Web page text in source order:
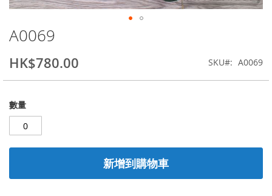
Skip
to
the
beginning
of
images
gallery
A0069
HK$780.00 SKU A0069
數量
新增到購物車